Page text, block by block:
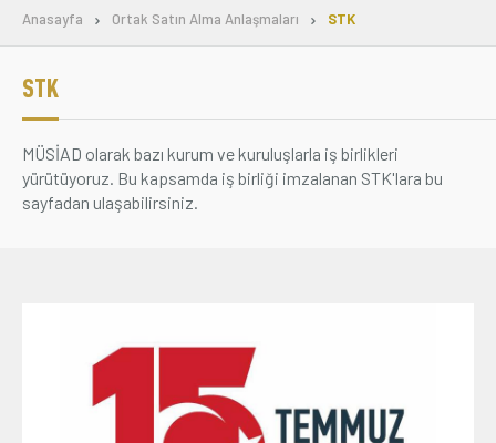
Sosyal Sorumluluk
Bilgi Merkezi
Anasayfa Ortak Satın Alma Anlaşmaları STK
STK
MÜSİAD olarak bazı kurum ve kuruluşlarla iş birlikleri
yürütüyoruz. Bu kapsamda iş birliği imzalanan STK'lara bu
sayfadan ulaşabilirsiniz.